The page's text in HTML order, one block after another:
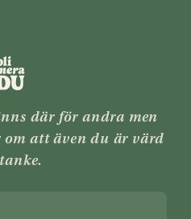
där för andra men
om att även du är värd